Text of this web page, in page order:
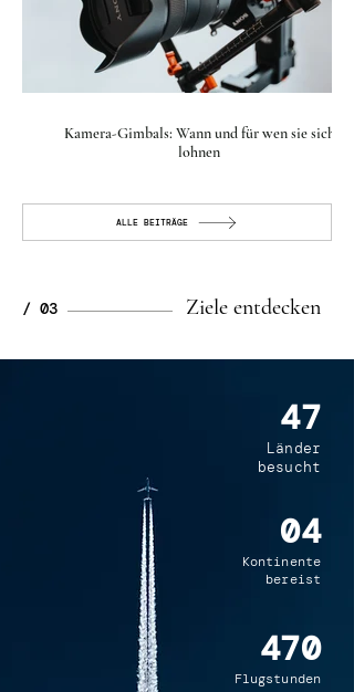
Kamera-Gimbals: Wann und für wen sie sich
lohnen
ALLE BEITRÄGE
/ 03 Ziele entdecken
47
Länder
besucht
04
Kontinente
bereist
470
Flugstunden